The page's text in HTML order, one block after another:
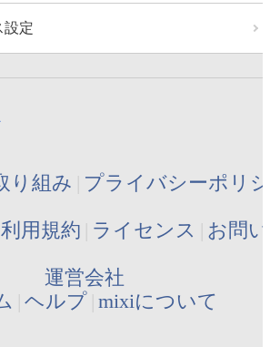
設定
り組み プライバシーポリ
利用規約 ライセンス お問
運営会社
ヘルプ mixiについて